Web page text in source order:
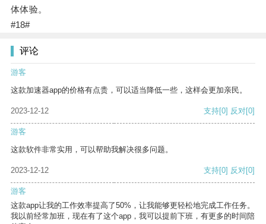
体体验。
#18#
评论
游客
这款加速器app的价格有点贵，可以适当降低一些，这样会更加亲民。
2023-12-12 支持[0] 反对[0]
游客
这款软件非常实用，可以帮助我解决很多问题。
2023-12-12 支持[0] 反对[0]
游客
这款app让我的工作效率提高了50%，让我能够更轻松地完成工作任务。
我以前经常加班，现在有了这个app，我可以提前下班，有更多的时间陪